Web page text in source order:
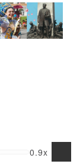
0.9x